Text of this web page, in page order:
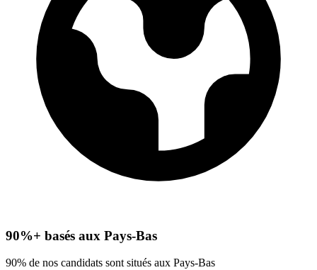
90%+ basés aux Pays-Bas
90% de nos candidats sont situés aux Pays-Bas